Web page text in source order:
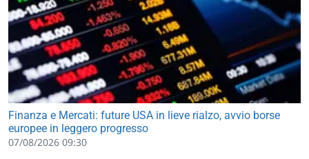
Finanza e Mercati: future USA in lieve rialzo, avvio borse
europee in leggero progresso
07/08/2026 09:30